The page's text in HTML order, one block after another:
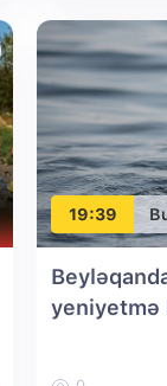
19:39
yeniyetmə